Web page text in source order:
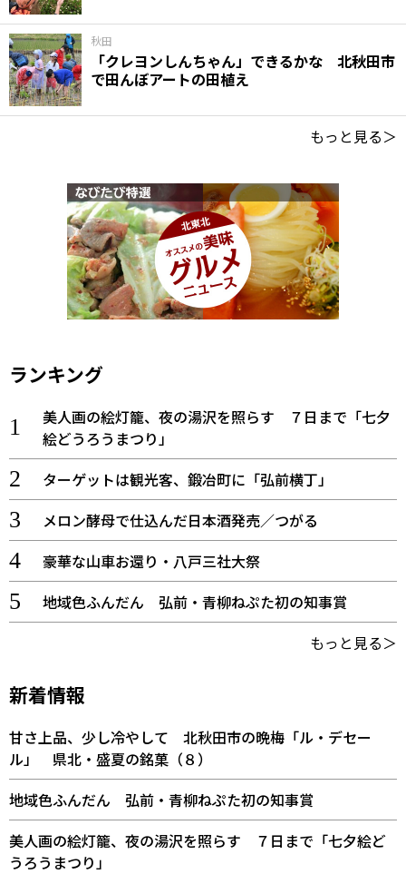
秋田
「クレヨンしんちゃん」できるかな 北秋田市
で田んぼアートの田植え
もっと見る＞
ランキング
美人画の絵灯籠、夜の湯沢を照らす ７日まで「七夕
絵どうろうまつり」
ターゲットは観光客、鍛冶町に「弘前横丁」
メロン酵母で仕込んだ日本酒発売／つがる
豪華な山車お還り・八戸三社大祭
地域色ふんだん 弘前・青柳ねぷた初の知事賞
もっと見る＞
新着情報
甘さ上品、少し冷やして 北秋田市の晩梅「ル・デセー
ル」 県北・盛夏の銘菓（８）
地域色ふんだん 弘前・青柳ねぷた初の知事賞
美人画の絵灯籠、夜の湯沢を照らす ７日まで「七夕絵ど
うろうまつり」